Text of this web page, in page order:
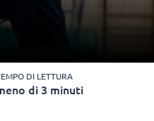
DI LETTURA
di 3 minuti